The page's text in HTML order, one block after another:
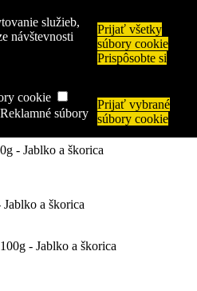
služieb,
návštevnosti
Prijať všetky
súbory cookie
Prispôsobte si
cookie
Reklamné súbory
Prijať vybrané
súbory cookie
- Jablko a škorica